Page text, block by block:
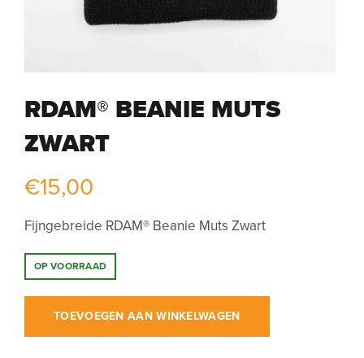
RDAM® BEANIE MUTS
ZWART
€15,00
Fijngebreide RDAM® Beanie Muts Zwart
OP VOORRAAD
TOEVOEGEN AAN WINKELWAGEN